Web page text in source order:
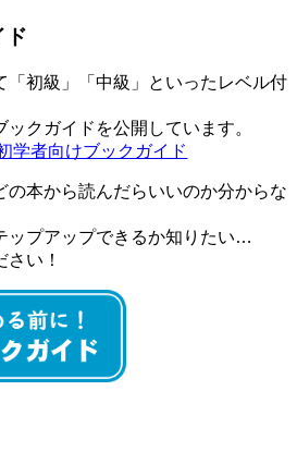
ド
「初級」「中級」といったレベル付
クガイドを公開しています。
学者向けブックガイド
の本から読んだらいいのか分からな
ップアップできるか知りたい…
い！